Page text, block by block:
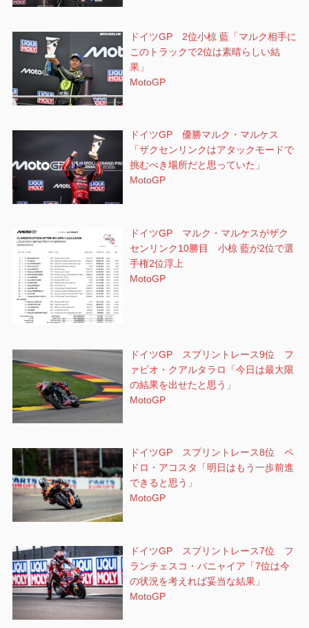
ドイツGP 2位小椋 藍「マルク相手に
このトラックで2位は素晴らしい結
果」
MotoGP
ドイツGP 優勝マルク・マルケス
「ザクセンリンクはアタックモードで
挑むべき場所だと思っていた」
MotoGP
ドイツGP マルク・マルケスがザク
センリンク10勝目 小椋 藍が2位で選
手権2位浮上
MotoGP
ドイツGP スプリントレース9位 フ
ァビオ・クアルタラロ「今日は最大限
の結果を出せたと思う」
MotoGP
ドイツGP スプリントレース8位 ペ
ドロ・アコスタ「明日はもう一歩前進
できると思う」
MotoGP
ドイツGP スプリントレース7位 フ
ランチェスコ・バニャイア「7位は今
の状況を考えれば妥当な結果」
MotoGP